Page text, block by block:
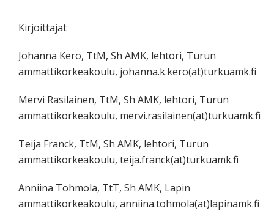
Kirjoittajat
Johanna Kero, TtM, Sh AMK, lehtori, Turun
ammattikorkeakoulu, johanna.k.kero(at)turkuamk.fi
Mervi Rasilainen, TtM, Sh AMK, lehtori, Turun
ammattikorkeakoulu, mervi.rasilainen(at)turkuamk.fi
Teija Franck, TtM, Sh AMK, lehtori, Turun
ammattikorkeakoulu, teija.franck(at)turkuamk.fi
Anniina Tohmola, TtT, Sh AMK, Lapin
ammattikorkeakoulu, anniina.tohmola(at)lapinamk.fi